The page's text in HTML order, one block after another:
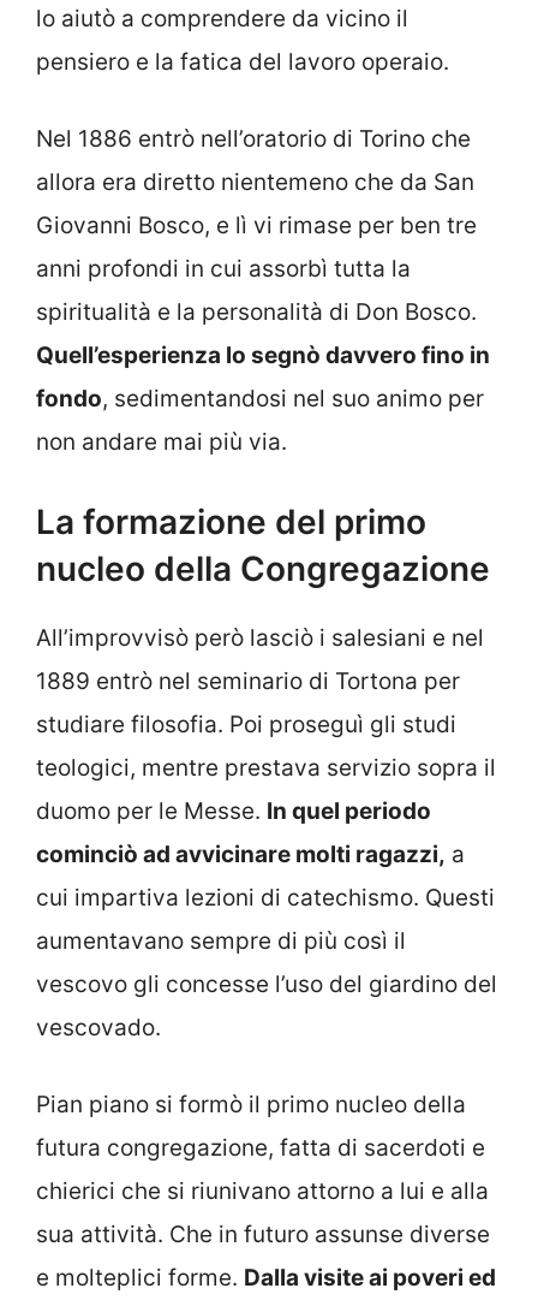
lo aiutò a comprendere da vicino il
pensiero e la fatica del lavoro operaio.
Nel 1886 entrò nell’oratorio di Torino che
allora era diretto nientemeno che da San
Giovanni Bosco, e lì vi rimase per ben tre
anni profondi in cui assorbì tutta la
spiritualità e la personalità di Don Bosco.
Quell’esperienza lo segnò davvero fino in
fondo, sedimentandosi nel suo animo per
non andare mai più via.
La formazione del primo
nucleo della Congregazione
All’improvvisò però lasciò i salesiani e nel
1889 entrò nel seminario di Tortona per
studiare filosofia. Poi proseguì gli studi
teologici, mentre prestava servizio sopra il
duomo per le Messe. In quel periodo
cominciò ad avvicinare molti ragazzi, a
cui impartiva lezioni di catechismo. Questi
aumentavano sempre di più così il
vescovo gli concesse l’uso del giardino del
vescovado.
Pian piano si formò il primo nucleo della
futura congregazione, fatta di sacerdoti e
chierici che si riunivano attorno a lui e alla
sua attività. Che in futuro assunse diverse
e molteplici forme. Dalla visite ai poveri ed